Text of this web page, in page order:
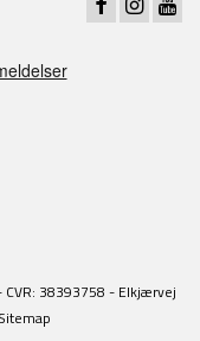
38393758 - Elkjærvej
Sitemap